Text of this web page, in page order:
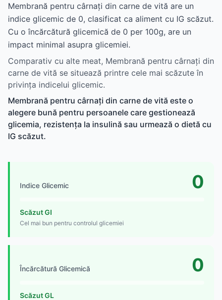
Membrană pentru cârnați din carne de vită are un
indice glicemic de 0, clasificat ca aliment cu IG scăzut.
Cu o încărcătură glicemică de 0 per 100g, are un
impact minimal asupra glicemiei.
Comparativ cu alte meat, Membrană pentru cârnați din
carne de vită se situează printre cele mai scăzute în
privința indicelui glicemic.
Membrană pentru cârnați din carne de vită este o
alegere bună pentru persoanele care gestionează
glicemia, rezistența la insulină sau urmează o dietă cu
IG scăzut.
Indice Glicemic 0
Scăzut GI
Cel mai bun pentru controlul glicemiei
Încărcătură Glicemică 0
Scăzut GL